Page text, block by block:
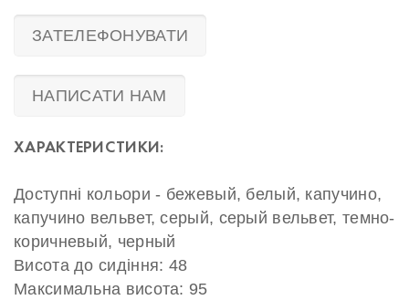
ЗАТЕЛЕФОНУВАТИ
НАПИСАТИ НАМ
ХАРАКТЕРИСТИКИ:
Доступні кольори - бежевый, белый, капучино,
капучино вельвет, серый, серый вельвет, темно-
коричневый, черный
Висота до сидіння: 48
Максимальна висота: 95